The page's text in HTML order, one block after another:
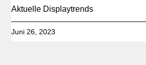
Aktuelle Displaytrends
Juni 26, 2023